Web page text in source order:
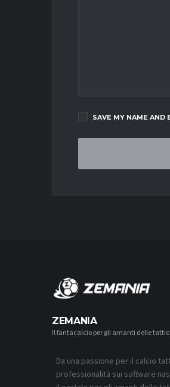
SAVE MY NAME AND
ZEMANIA
Il fantacalcio per gli amanti delle
Da una passione per il calcio
professionalità sui software